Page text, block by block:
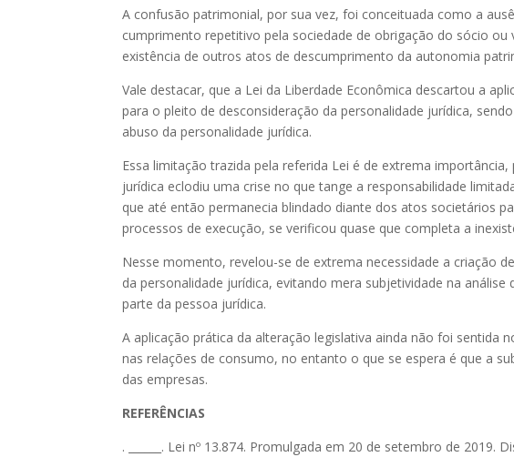
A confusão patrimonial, por sua vez, foi conceituada como a
cumprimento repetitivo pela sociedade de obrigação do sócio
existência de outros atos de descumprimento da autonomia
Vale destacar, que a Lei da Liberdade Econômica descartou a
para o pleito de desconsideração da personalidade jurídica,
abuso da personalidade jurídica.
Essa limitação trazida pela referida Lei é de extrema
jurídica eclodiu uma crise no que tange a responsabilidade
que até então permanecia blindado diante dos atos societários
processos de execução, se verificou quase que completa a
Nesse momento, revelou-se de extrema necessidade a criação
da personalidade jurídica, evitando mera subjetividade na
parte da pessoa jurídica.
A aplicação prática da alteração legislativa ainda não foi sentida
nas relações de consumo, no entanto o que se espera é que a
das empresas.
REFERÊNCIAS
. ______. Lei nº 13.874. Promulgada em 20 de setembro de